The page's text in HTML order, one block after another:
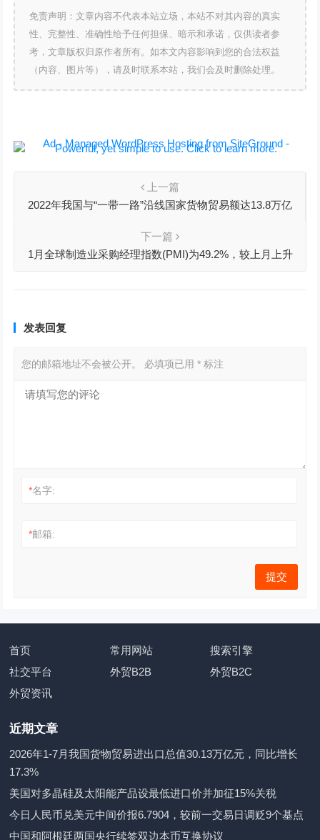
免责声明：文章内容不代表本站立场，本站不对其内容的真实
性、完整性、准确性给予任何担保、暗示和承诺，仅供读者参
考，文章版权归原作者所有。如本文内容影响到您的合法权益
（内容、图片等），请及时联系本站，我们会及时删除处理。
上一篇
2022年我国与“一带一路”沿线国家货物贸易额达13.8万亿
下一篇
1月全球制造业采购经理指数(PMI)为49.2%，较上月上升
发表回复
您的邮箱地址不会被公开。 必填项已用* 标注
*名字:
*邮箱:
首页 常用网站
搜索引擎
社交平台
外贸B2B
外贸B2C
外贸资讯
近期文章
2026年1-7月我国货物贸易进出口总值30.13万亿元，同比增长
17.3%
美国对多晶硅及太阳能产品设最低进口价并加征15%关税
今日人民币兑美元中间价报6.7904，较前一交易日调贬9个基点
中国和阿根廷两国央行续签双边本币互换协议